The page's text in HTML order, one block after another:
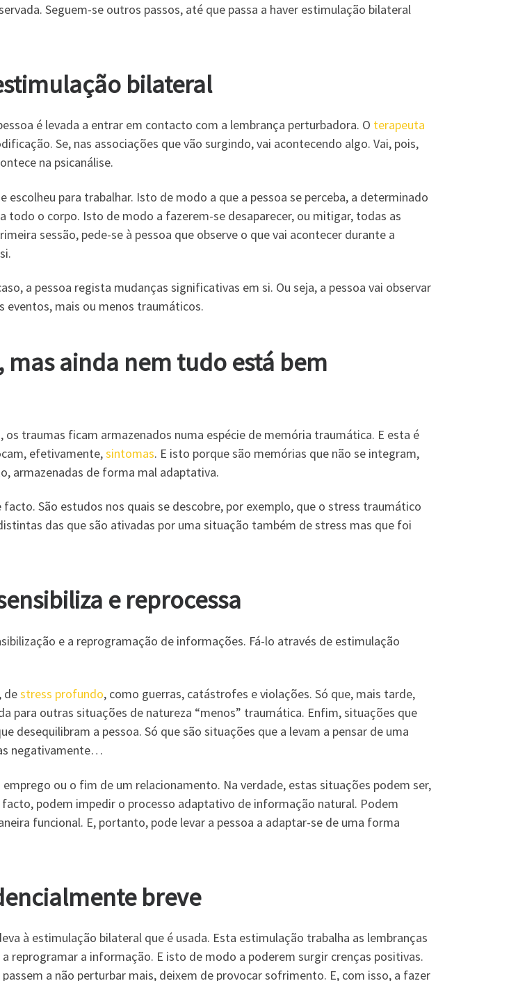
Seguem-se outros passos, até que passa a haver estimulação bilateral
bilateral
é levada a entrar em contacto com a lembrança perturbadora. O terapeuta
Se, nas associações que vão surgindo, vai acontecendo algo. Vai, pois,
na psicanálise.
para trabalhar. Isto de modo a que a pessoa se perceba, a determinado
o corpo. Isto de modo a fazerem-se desaparecer, ou mitigar, todas as
sessão, pede-se à pessoa que observe o que vai acontecer durante a
a pessoa regista mudanças significativas em si. Ou seja, a pessoa vai observar
eventos, mais ou menos traumáticos.
ainda nem tudo está bem
traumas ficam armazenados numa espécie de memória traumática. E esta é
efetivamente,sintomas. E isto porque são memórias que não se integram,
armazenadas de forma mal adaptativa.
São estudos nos quais se descobre, por exemplo, que o stress traumático
das que são ativadas por uma situação também de stress mas que foi
e reprocessa
e a reprogramação de informações. Fá-lo através de estimulação
destress profundo, como guerras, catástrofes e violações. Só que, mais tarde,
para outras situações de natureza “menos” traumática. Enfim, situações que
desequilibram a pessoa. Só que são situações que a levam a pensar de uma
negativamente…
ou o fim de um relacionamento. Na verdade, estas situações podem ser,
podem impedir o processo adaptativo de informação natural. Podem
funcional. E, portanto, pode levar a pessoa a adaptar-se de uma forma
breve
à estimulação bilateral que é usada. Esta estimulação trabalha as lembranças
reprogramar a informação. E isto de modo a poderem surgir crenças positivas.
a não perturbar mais, deixem de provocar sofrimento. E, com isso, a fazer